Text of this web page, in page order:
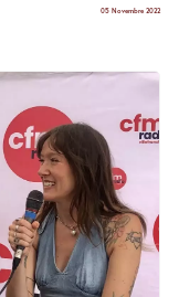
05 Novembre 2022